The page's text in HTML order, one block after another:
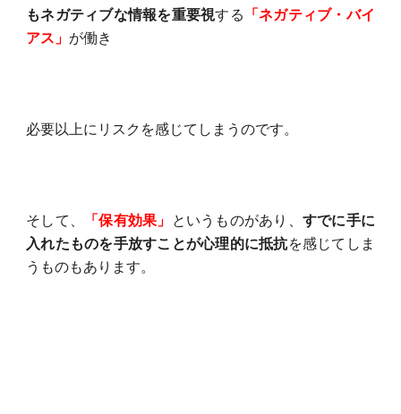
もネガティブな情報を重要視する
「ネガティブ・バイ
アス」 が働き
必要以上にリスクを感じてしまうのです。
そして、 「保有効果」 というものがあり、 すでに手に
入れたものを手放すことが心理的に抵抗を感じてしま
うものもあります。